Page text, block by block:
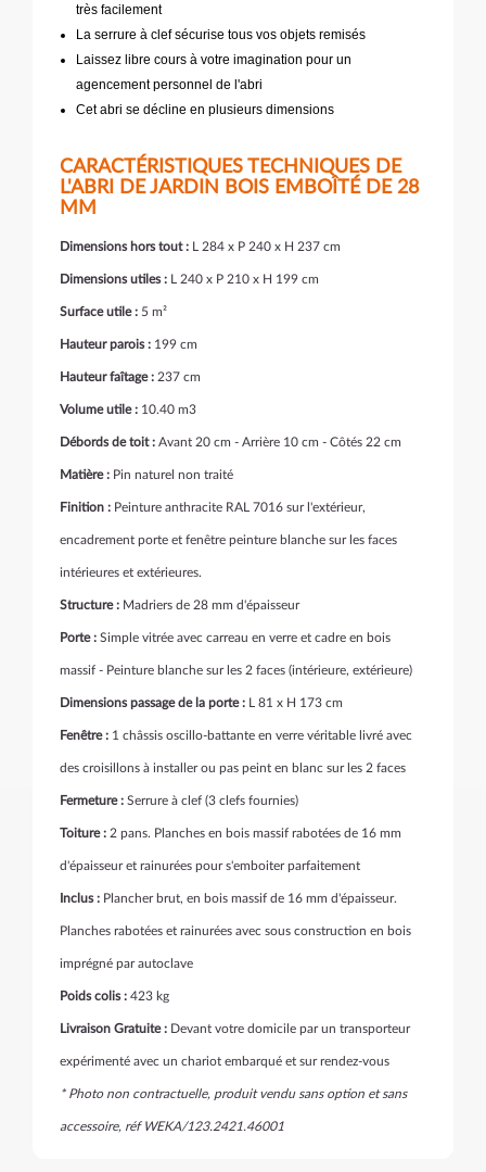
très facilement
La serrure à clef sécurise tous vos objets remisés
Laissez libre cours à votre imagination pour un
agencement personnel de l'abri
Cet abri se décline en plusieurs dimensions
CARACTÉRISTIQUES TECHNIQUES DE
L'ABRI DE JARDIN BOIS EMBOÎTÉ DE 28
MM
Dimensions hors tout : L 284 x P 240 x H 237 cm
Dimensions utiles : L 240 x P 210 x H 199 cm
Surface utile : 5 m²
Hauteur parois : 199 cm
Hauteur faîtage : 237 cm
Volume utile : 10.40 m3
Débords de toit : Avant 20 cm - Arrière 10 cm - Côtés 22 cm
Matière : Pin naturel non traité
Finition : Peinture anthracite RAL 7016 sur l'extérieur,
encadrement porte et fenêtre peinture blanche sur les faces
intérieures et extérieures.
Structure : Madriers de 28 mm d'épaisseur
Porte : Simple vitrée avec carreau en verre et cadre en bois
massif - Peinture blanche sur les 2 faces (intérieure, extérieure)
Dimensions passage de la porte : L 81 x H 173 cm
Fenêtre : 1 châssis oscillo-battante en verre véritable livré avec
des croisillons à installer ou pas peint en blanc sur les 2 faces
Fermeture : Serrure à clef (3 clefs fournies)
Toiture : 2 pans. Planches en bois massif rabotées de 16 mm
d'épaisseur et rainurées pour s'emboiter parfaitement
Inclus : Plancher brut, en bois massif de 16 mm d'épaisseur.
Planches rabotées et rainurées avec sous construction en bois
imprégné par autoclave
Poids colis : 423 kg
Livraison Gratuite : Devant votre domicile par un transporteur
expérimenté avec un chariot embarqué et sur rendez-vous
* Photo non contractuelle, produit vendu sans option et sans
accessoire, réf WEKA/123.2421.46001